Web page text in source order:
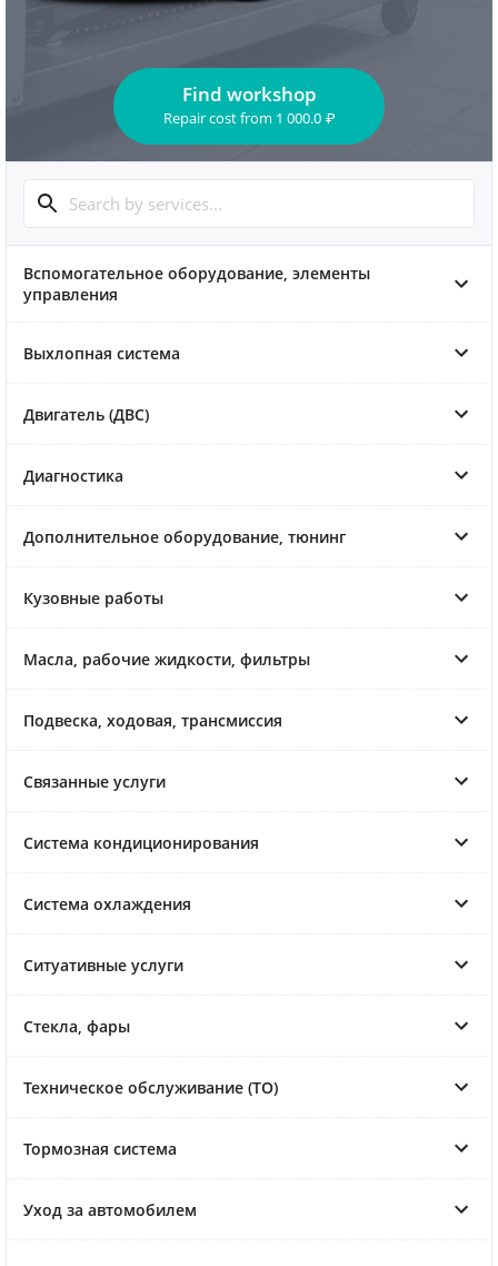
Find workshop
Repair costfrom 1 000.0 ₽
Вспомогательное оборудование, элементы
управления
Выхлопная система
Двигатель (ДВС)
Диагностика
Дополнительное оборудование, тюнинг
Кузовные работы
Масла, рабочие жидкости, фильтры
Подвеска, ходовая, трансмиссия
Связанные услуги
Система кондиционирования
Система охлаждения
Ситуативные услуги
Стекла, фары
Техническое обслуживание (ТО)
Тормозная система
Уход за автомобилем